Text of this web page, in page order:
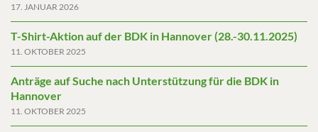
17. JANUAR 2026
T-Shirt-Aktion auf der BDK in Hannover (28.-30.11.2025)
11. OKTOBER 2025
Anträge auf Suche nach Unterstützung für die BDK in
Hannover
11. OKTOBER 2025